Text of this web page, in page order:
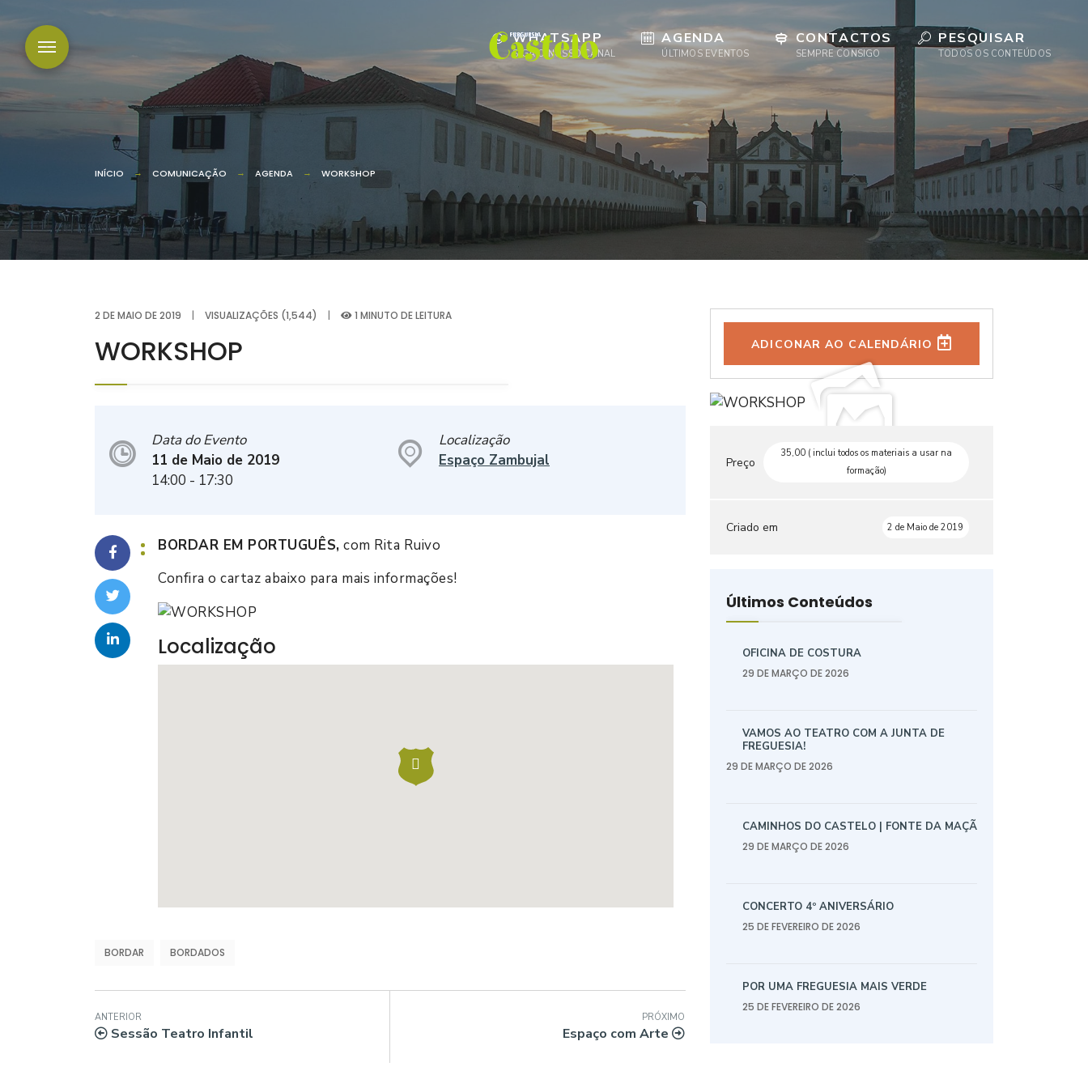
WHATSAPP
SIGA O NOSSO CANAL
AGENDA
ÚLTIMOS EVENTOS
CONTACTOS
SEMPRE CONSIGO
PESQUISAR
TODOS OS CONTEÚDOS
INÍCIO COMUNICAÇÃO AGENDA WORKSHOP
2 DE MAIO DE 2019 | VISUALIZAÇÕES (1,544) | 1 MINUTO DE LEITURA
WORKSHOP
Data do Evento
11 de Maio de 2019
14:00 - 17:30
Localização
Espaço Zambujal
BORDAR EM PORTUGUÊS, com Rita Ruivo
Confira o cartaz abaixo para mais informações!
Localização
BORDAR BORDADOS
ANTERIOR
Sessão Teatro Infantil
PRÓXIMO
Espaço com Arte
ADICONAR AO CALENDÁRIO
Preço
35,00 ( inclui todos os materiais a usar na
formação)
Criado em 2 de Maio de 2019
Últimos Conteúdos
OFICINA DE COSTURA
29 DE MARÇO DE 2026
VAMOS AO TEATRO COM A JUNTA DE
FREGUESIA!
29 DE MARÇO DE 2026
CAMINHOS DO CASTELO | FONTE DA MAÇÃ
29 DE MARÇO DE 2026
CONCERTO 4º ANIVERSÁRIO
25 DE FEVEREIRO DE 2026
POR UMA FREGUESIA MAIS VERDE
25 DE FEVEREIRO DE 2026